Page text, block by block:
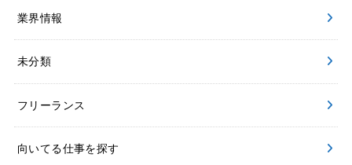
業界情報
未分類
フリーランス
向いてる仕事を探す